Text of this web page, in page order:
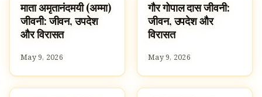
FAMOUS HINDUS
माता अमृतानंदमयी (अम्मा)
जीवनी: जीवन, उपदेश
और विरासत
May 9, 2026
FAMOUS HINDUS
गौर गोपाल दास जीवनी:
जीवन, उपदेश और
विरासत
May 9, 2026